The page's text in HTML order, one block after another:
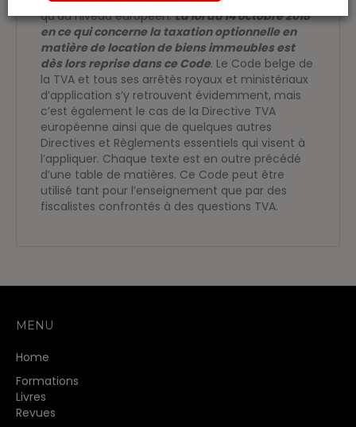
qu’au niveau européen.La loi du 14 octobre 2018
en ce qui concerne la taxation optionnelle en
matière de location de biens immeubles est
dès lors reprise dans ce Code. Le Code belge de
la TVA et tous ses arrêtés royaux et ministériaux
d’application s’y retrouvent évidemment, mais
c’est également le cas de la Directive TVA
européenne ainsi que de quelques autres
Directives et Règlements essentiels qui visent à
l’appliquer. Chaque texte est en outre précédé
d’une table de matières. Ce Code peut être
utilisé tant pour l’enseignement que par des
fiscalistes confrontés à des questions TVA.
MENU
Home
Formations
Livres
Revues